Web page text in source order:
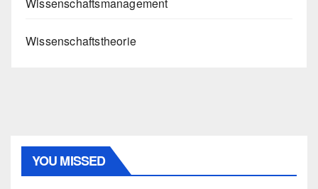
Wissenschaftstheorie
YOU MISSED